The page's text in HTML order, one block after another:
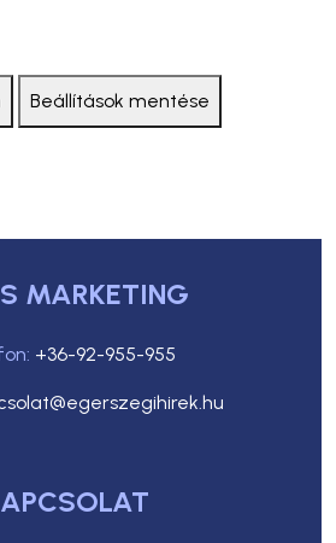
Beállítások mentése
MARKETING
+36-92-955-955